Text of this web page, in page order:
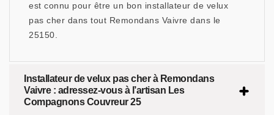
est connu pour être un bon installateur de velux
pas cher dans tout Remondans Vaivre dans le
25150.
Installateur de velux pas cher à Remondans
Vaivre : adressez-vous à l’artisan Les
Compagnons Couvreur 25